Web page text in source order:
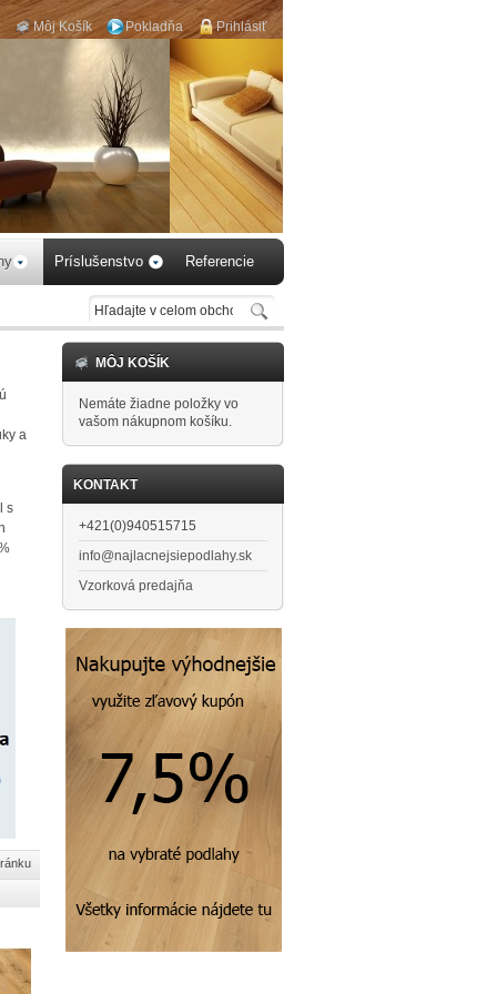
Môj Košík Pokladňa Prihlásiť
Príslušenstvo Referencie
a
s
MÔJ KOŠÍK
Nemáte žiadne položky vo
vašom nákupnom košíku.
KONTAKT
+421(0)940515715
info@najlacnejsiepodlahy.sk
Vzorková predajňa